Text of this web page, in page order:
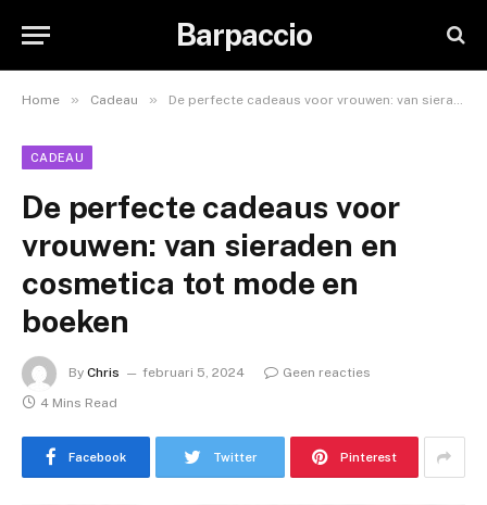
Barpaccio
Home » Cadeau » De perfecte cadeaus voor vrouwen: van sieraden en cosmetica tot mode en boeken
CADEAU
De perfecte cadeaus voor
vrouwen: van sieraden en
cosmetica tot mode en
boeken
By Chris februari 5, 2024
Geen reacties
4 Mins Read
Facebook Twitter Pinterest